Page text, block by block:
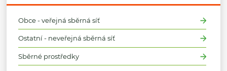
Obce - veřejná sběrná síť
Ostatní - neveřejná sběrná síť
Sběrné prostředky